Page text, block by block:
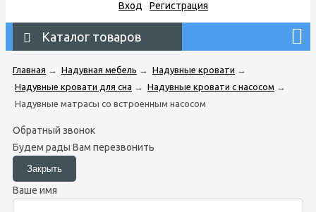
Вход
Регистрация
Каталог товаров
Главная → Надувная мебель → Надувные кровати →
Надувные кровати для сна → Надувные кровати с насосом →
Надувные матрасы со встроенным насосом
Обратный звонок
Будем рады Вам перезвонить
Ваше имя